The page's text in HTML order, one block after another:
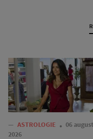
— ASTROLOGIE
06 august
2026